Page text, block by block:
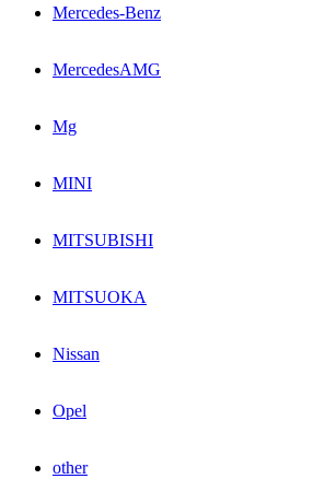
Mercedes-Benz
MercedesAMG
Mg
MINI
MITSUBISHI
MITSUOKA
Nissan
Opel
other